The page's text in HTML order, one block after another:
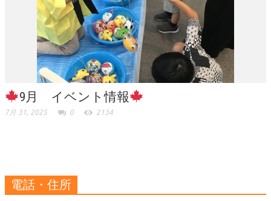
9月 イベント情報
7月 31, 2025 0 2134
電話・住所